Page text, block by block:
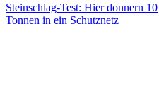
Steinschlag-Test: Hier donnern 10
Tonnen in ein Schutznetz